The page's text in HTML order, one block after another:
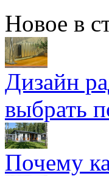
Новое в
Дизайн
выбрать
Почему